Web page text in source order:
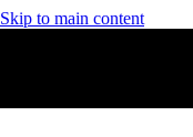
Skip to main content